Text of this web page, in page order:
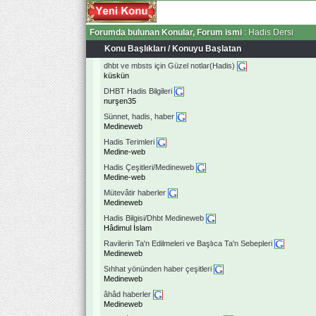
Forumda bulunan Konular, Forum ismi : Hadis Dersi
Konu Başlıkları / Konuyu Başlatan
dhbt ve mbsts için Güzel notlar(Hadis)
küskün
DHBT Hadis Bilgileri
nurşen35
Sünnet, hadis, haber
Medineweb
Hadis Terimleri
Medine-web
Hadis Çeşitleri/Medineweb
Medine-web
Mütevâtir haberler
Medineweb
Hadis Bilgisi/Dhbt Medineweb
Hâdimul İslam
Ravilerin Ta'n Edilmeleri ve Başlıca Ta'n Sebepleri
Medineweb
Sıhhat yönünden haber çeşitleri
Medineweb
âhâd haberler
Medineweb